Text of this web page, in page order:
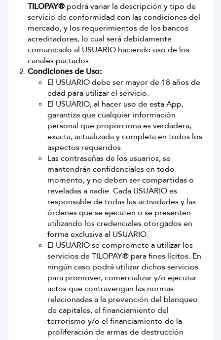
TILOPAY® podrá variar la descripción y tipo de
servicio de conformidad con las condiciones del
mercado, y los requerimientos de los bancos
acreditadores, lo cual será debidamente
comunicado al USUARIO haciendo uso de los
canales pactados.
Condiciones de Uso:
El USUARIO debe ser mayor de 18 años de
edad para utilizar el servicio.
El USUARIO, al hacer uso de esta App,
garantiza que cualquier información
personal que proporciona es verdadera,
exacta, actualizada y completa en todos los
aspectos requeridos.
Las contraseñas de los usuarios, se
mantendrán confidenciales en todo
momento, y no deben ser compartidas o
reveladas a nadie. Cada USUARIO es
responsable de todas las actividades y las
órdenes que se ejecuten o se presenten
utilizando los credenciales otorgados en
forma exclusiva al USUARIO.
El USUARIO se compromete a utilizar los
servicios de TILOPAY® para fines lícitos. En
ningún caso podrá utilizar dichos servicios
para promover, comercializar y/o ejecutar
actos que contravengan las normas
relacionadas a la prevención del blanqueo
de capitales, el financiamiento del
terrorismo y/o el financiamiento de la
proliferación de armas de destrucción